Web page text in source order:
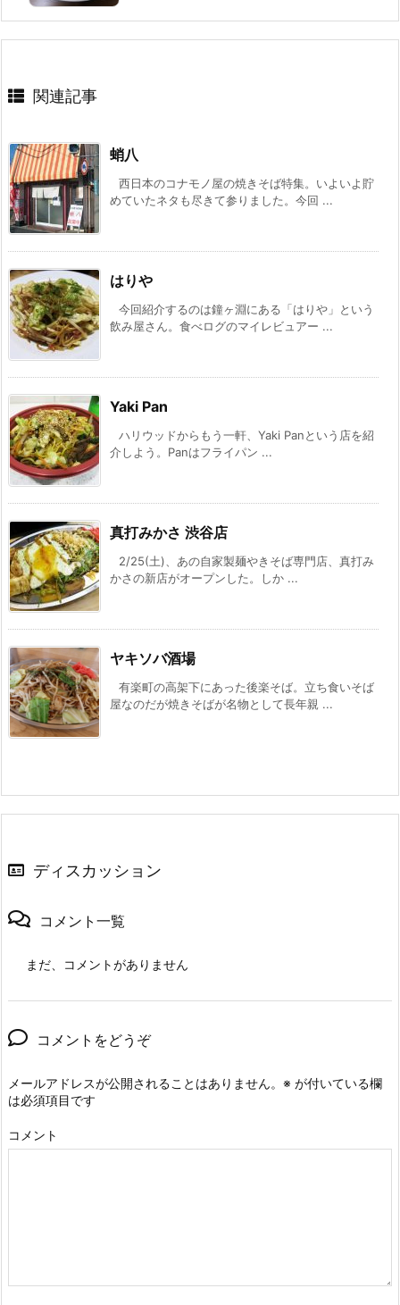
関連記事
蛸八
西日本のコナモノ屋の焼きそば特集。いよいよ貯
めていたネタも尽きて参りました。今回 ...
はりや
今回紹介するのは鐘ヶ淵にある「はりや」という
飲み屋さん。食べログのマイレビュアー ...
Yaki Pan
ハリウッドからもう一軒、Yaki Panという店を紹
介しよう。Panはフライパン ...
真打みかさ 渋谷店
2/25(土)、あの自家製麺やきそば専門店、真打み
かさの新店がオープンした。しか ...
ヤキソバ酒場
有楽町の高架下にあった後楽そば。立ち食いそば
屋なのだが焼きそばが名物として長年親 ...
ディスカッション
コメント一覧
まだ、コメントがありません
コメントをどうぞ
メールアドレスが公開されることはありません。 ※ が付いている欄
は必須項目です
コメント